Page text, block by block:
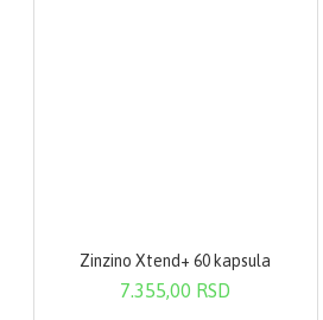
Zinzino Xtend+ 60 kapsula
7.355,00 RSD